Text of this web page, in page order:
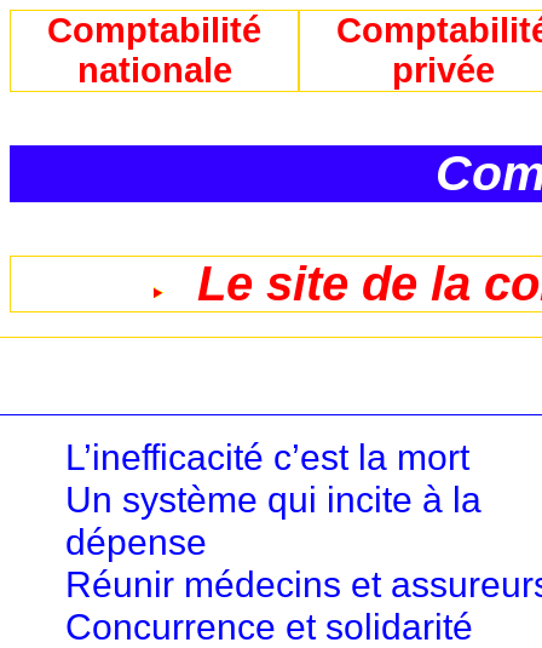
Comptabilité
nationale
privée
Le site de la
L’inefficacité c’est la mort
Un système qui incite à la
dépense
Réunir médecins et
Concurrence et solidarité